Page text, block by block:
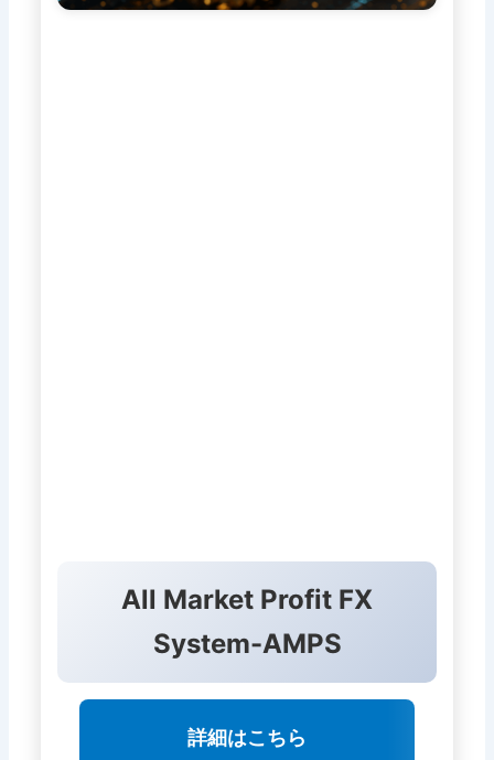
All Market Profit FX
System-AMPS
詳細はこちら